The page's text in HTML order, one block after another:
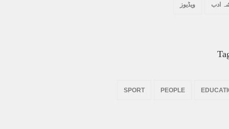
ادب ویڈیوز
PEOPLE
SPORT